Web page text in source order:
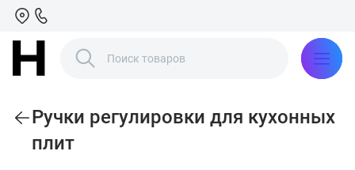
Ручки регулировки для кухонных
плит